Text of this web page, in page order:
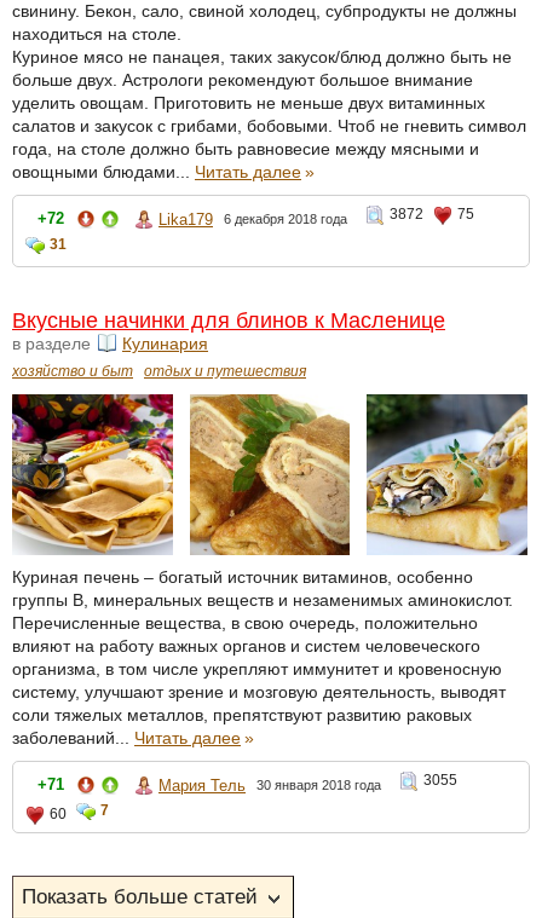
свинину. Бекон, сало, свиной холодец, субпродукты не должны
находиться на столе.
Куриное мясо не панацея, таких закусок/блюд должно быть не
больше двух. Астрологи рекомендуют большое внимание
уделить овощам. Приготовить не меньше двух витаминных
салатов и закусок с грибами, бобовыми. Чтоб не гневить символ
года, на столе должно быть равновесие между мясными и
овощными блюдами... Читать далее»
+72 Lika179 6 декабря 2018 года 3872
75
31
Вкусные начинки для блинов к Масленице
в разделе Кулинария
хозяйство и быт отдых и путешествия
Куриная печень – богатый источник витаминов, особенно
группы В, минеральных веществ и незаменимых аминокислот.
Перечисленные вещества, в свою очередь, положительно
влияют на работу важных органов и систем человеческого
организма, в том числе укрепляют иммунитет и кровеносную
систему, улучшают зрение и мозговую деятельность, выводят
соли тяжелых металлов, препятствуют развитию раковых
заболеваний... Читать далее»
+71 Мария Тель 30 января 2018 года
3055
60
7